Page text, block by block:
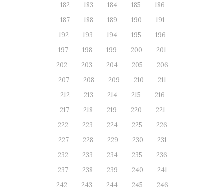
182
183 184 185
186
187
188 189 190
191
192
193 194 195
196
197
198 199 200
201
202
203 204 205
206
207
208 209 210
211
212
213 214 215
216
217
218 219 220
221
222
223 224 225
226
227
228 229 230
231
232
233 234 235
236
237
238 239 240
241
242
243 244 245
246